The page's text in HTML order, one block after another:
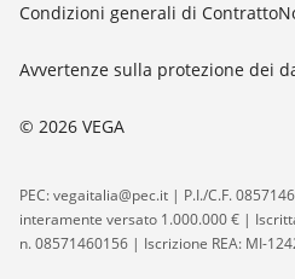
© 2026 VEGA
Condizioni generali di Contratto
Avvertenze sulla protezione dei
PEC: vegaitalia@pec.it | P.I./C.F.
interamente versato 1.000.000 € |
n. 08571460156 | Iscrizione REA: MI-